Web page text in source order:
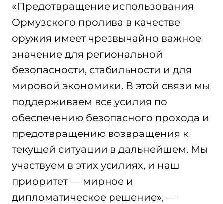
«Предотвращение использования
Ормузского пролива в качестве
оружия имеет чрезвычайно важное
значение для региональной
безопасности, стабильности и для
мировой экономики. В этой связи мы
поддерживаем все усилия по
обеспечению безопасного прохода и
предотвращению возвращения к
текущей ситуации в дальнейшем. Мы
участвуем в этих усилиях, и наш
приоритет — мирное и
дипломатическое решение», —